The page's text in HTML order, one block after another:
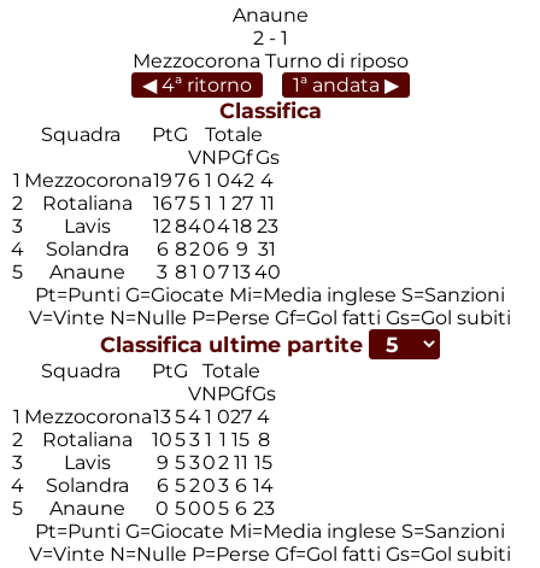
Anaune
2- 1
Mezzocorona Turno di riposo
◀ 4ª ritorno
1ª andata ▶
Classifica
Squadra PtG
Totale
VNPGfGs
1 Mezzocorona1976 1 042 4
2
Rotaliana 1675 1 1 27 11
3
Lavis 12840418 23
4
Solandra 6 8206 9 31
5
Anaune 3 81 071340
Pt=Punti G=Giocate Mi=Media inglese S=Sanzioni
V=Vinte N=Nulle P=Perse Gf=Gol fatti Gs=Gol subiti
Classifica ultime partite
Squadra PtG
Totale
VNPGfGs
1 Mezzocorona13541 027 4
2
Rotaliana 1053 1 1 15 8
3
Lavis 9 5302 11 15
4
Solandra 6 5203 6 14
5
Anaune 0 5005 6 23
Pt=Punti G=Giocate Mi=Media inglese S=Sanzioni
V=Vinte N=Nulle P=Perse Gf=Gol fatti Gs=Gol subiti